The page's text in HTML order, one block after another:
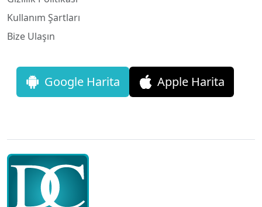
Kullanım Şartları
Bize Ulaşın
Google Harita Apple Harita